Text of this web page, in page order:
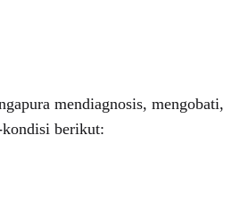
mendiagnosis, mengobati,
berikut: